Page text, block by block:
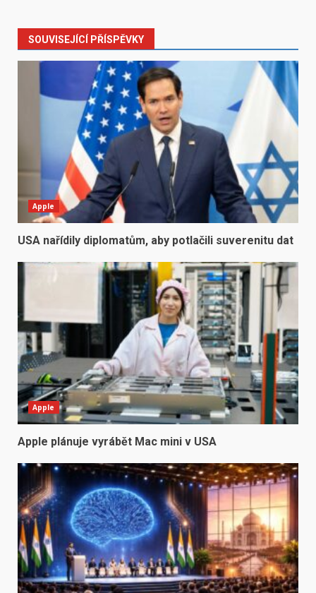
SOUVISEJÍCÍ PŘÍSPĚVKY
Apple
USA nařídily diplomatům, aby potlačili suverenitu dat
Apple
Apple plánuje vyrábět Mac mini v USA